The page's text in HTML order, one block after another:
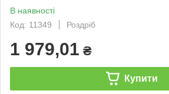
В наявності
Код: 11349
Роздріб
1 979,01 ₴
Купити